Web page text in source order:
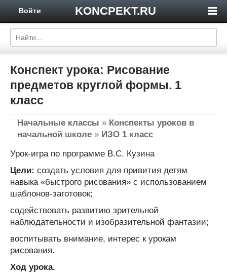
KONCPEKT.RU
Войти
Конспект урока: Рисование
предметов круглой формы. 1
класс
Начальные классы » Конспекты уроков в
начальной школе » ИЗО 1 класс
Урок-игра по программе В.С. Кузина
Цели: создать условия для привития детям
навыка «быстрого рисования» с использованием
шаблонов-заготовок;
содействовать развитию зрительной
наблюдательности и изобразительной фантазии;
воспитывать внимание, интерес к урокам
рисования.
Ход урока.